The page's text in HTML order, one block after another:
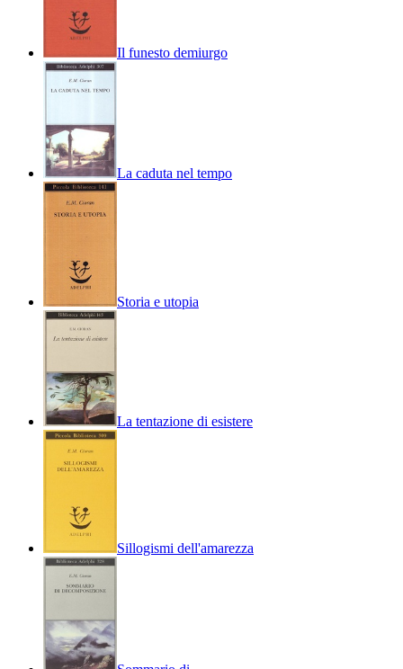
Il funesto demiurgo
La caduta nel tempo
Storia e utopia
La tentazione di esistere
Sillogismi dell'amarezza